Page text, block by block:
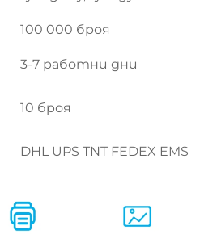
100 000 броя
3-7 работни дни
10 броя
DHL UPS TNT FEDEX EMS